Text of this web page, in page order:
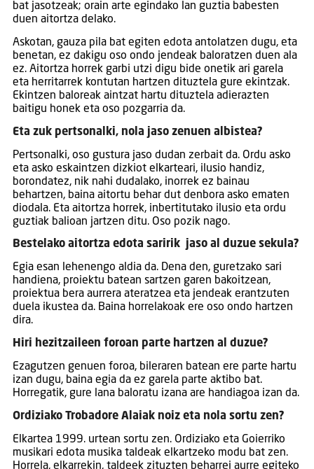
bat jasotzeak; orain arte egindako lan guztia babesten
duen aitortza delako.
Askotan, gauza pila bat egiten edota antolatzen dugu, eta
benetan, ez dakigu oso ondo jendeak baloratzen duen ala
ez. Aitortza horrek garbi utzi digu bide onetik ari garela
eta herritarrek kontutan hartzen dituztela gure ekintzak.
Ekintzen baloreak aintzat hartu dituztela adierazten
baitigu honek eta oso pozgarria da.
Eta zuk pertsonalki, nola jaso zenuen albistea?
Pertsonalki, oso gustura jaso dudan zerbait da. Ordu asko
eta asko eskaintzen dizkiot elkarteari, ilusio handiz,
borondatez, nik nahi dudalako, inorrek ez bainau
behartzen, baina aitortu behar dut denbora asko ematen
diodala. Eta aitortza horrek, inbertitutako ilusio eta ordu
guztiak balioan jartzen ditu. Oso pozik nago.
Bestelako aitortza edota saririk jaso al duzue sekula?
Egia esan lehenengo aldia da. Dena den, guretzako sari
handiena, proiektu batean sartzen garen bakoitzean,
proiektua bera aurrera ateratzea eta jendeak erantzuten
duela ikustea da. Baina horrelakoak ere oso ondo hartzen
dira.
Hiri hezitzaileen foroan parte hartzen al duzue?
Ezagutzen genuen foroa, bileraren batean ere parte hartu
izan dugu, baina egia da ez garela parte aktibo bat.
Horregatik, gure lana baloratu izana are handiagoa izan da.
Ordiziako Trobadore Alaiak noiz eta nola sortu zen?
Elkartea 1999. urtean sortu zen. Ordiziako eta Goierriko
musikari edota musika taldeak elkartzeko modu bat zen.
Horrela, elkarrekin, taldeek zituzten beharrei aurre egiteko